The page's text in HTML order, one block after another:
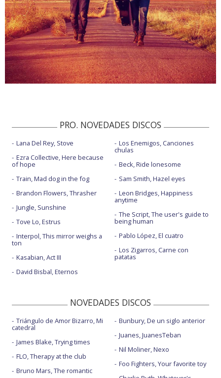
PRO. NOVEDADES DISCOS
Lana Del Rey, Stove
Ezra Collective, Here because
of hope
Train, Mad dog in the fog
Brandon Flowers, Thrasher
Jungle, Sunshine
Tove Lo, Estrus
Interpol, This mirror weighs a
ton
Kasabian, Act III
David Bisbal, Eternos
Los Enemigos, Canciones
chulas
Beck, Ride lonesome
Sam Smith, Hazel eyes
Leon Bridges, Happiness
anytime
The Script, The user's guide to
being human
Pablo López, El cuatro
Los Zigarros, Carne con
patatas
NOVEDADES DISCOS
Triángulo de Amor Bizarro, Mi
catedral
James Blake, Trying times
FLO, Therapy at the club
Bruno Mars, The romantic
Bunbury, De un siglo anterior
Juanes, JuanesTeban
Nil Moliner, Nexo
Foo Fighters, Your favorite toy